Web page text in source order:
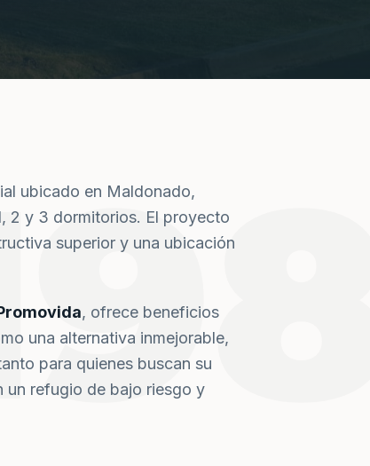
ubicado en Maldonado,
2 y 3 dormitorios. El proyecto
superior y una ubicación
, ofrece beneficios
una alternativa inmejorable,
para quienes buscan su
un refugio de bajo riesgo y